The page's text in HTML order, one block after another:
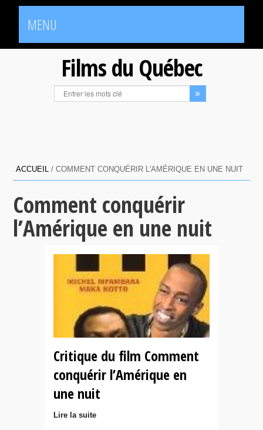
MENU
Films du Québec
ACCUEIL /COMMENT CONQUÉRIR L'AMÉRIQUE EN UNE NUIT
Comment conquérir
l’Amérique en une nuit
Critique du film Comment
conquérir l’Amérique en
une nuit
Lire la suite